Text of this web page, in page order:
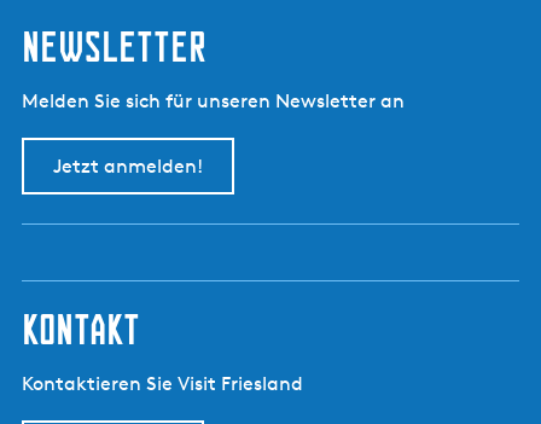
Newsletter
Melden Sie sich für unseren Newsletter an
Jetzt anmelden!
kontakt
Kontaktieren Sie Visit Friesland